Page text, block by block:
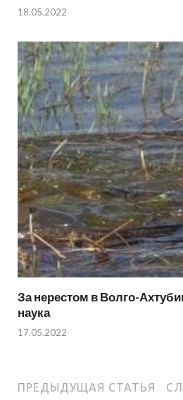
18.05.2022
За нерестом в Волго-
наука
17.05.2022
ПРЕДЫДУЩАЯ СТАТЬЯ